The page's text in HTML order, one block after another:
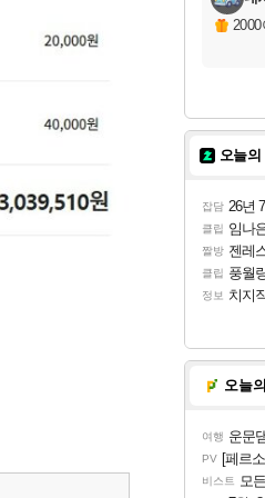
2000
오늘
잡담 26년 7
클립 임나
짤방 젠레스
클립 풍월량) 물
정보 치지
오늘
여행 운문
PV [페르소나5:
비스트 모든